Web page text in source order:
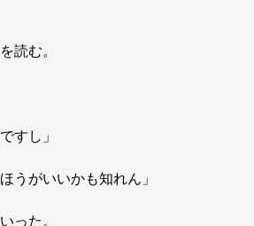
読む。
すし」
うがいいかも知れん」
った。